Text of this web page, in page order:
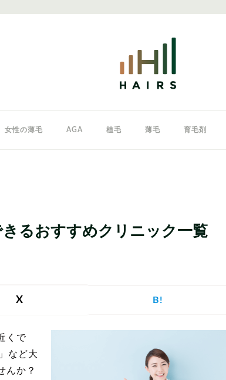
女性の薄毛 AGA 植毛 薄毛 育毛剤
るおすすめクリニック一覧
X B!
くで
など大
んか？
げ